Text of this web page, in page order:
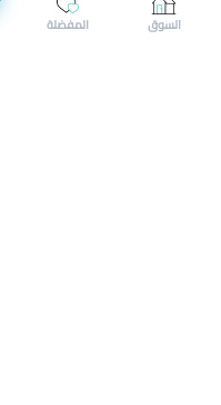
إرسال رسالة
المفضلة السوق